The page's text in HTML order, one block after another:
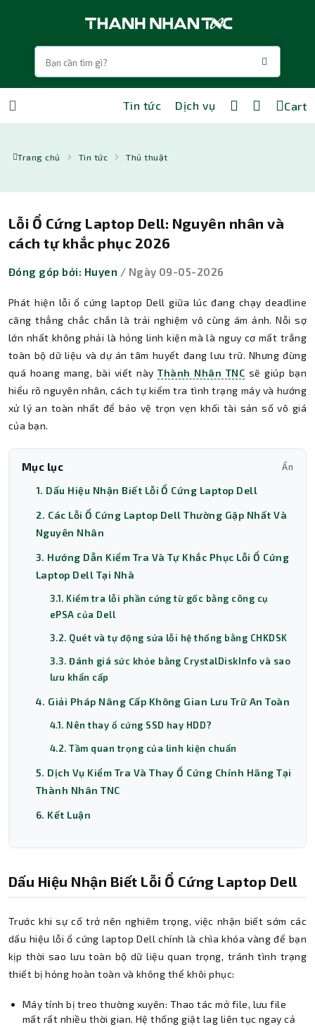
Tin tức Dịch vụ Cart
Trang chủ Tin tức Thủ thuật
Lỗi Ổ Cứng Laptop Dell: Nguyên nhân và
cách tự khắc phục 2026
Đóng góp bởi: Huyen / Ngày 09-05-2026
Phát hiện lỗi ổ cứng laptop Dell giữa lúc đang chạy deadline
căng thẳng chắc chắn là trải nghiệm vô cùng ám ảnh. Nỗi sợ
lớn nhất không phải là hỏng linh kiện mà là nguy cơ mất trắng
toàn bộ dữ liệu và dự án tâm huyết đang lưu trữ. Nhưng đừng
quá hoang mang, bài viết nàyThành Nhân TNC sẽ giúp bạn
hiểu rõ nguyên nhân, cách tự kiểm tra tình trạng máy và hướng
xử lý an toàn nhất để bảo vệ trọn vẹn khối tài sản số vô giá
của bạn.
Mục lục Ẩn
1. Dấu Hiệu Nhận Biết Lỗi Ổ Cứng Laptop Dell
2. Các Lỗi Ổ Cứng Laptop Dell Thường Gặp Nhất Và
Nguyên Nhân
3. Hướng Dẫn Kiểm Tra Và Tự Khắc Phục Lỗi Ổ Cứng
Laptop Dell Tại Nhà
3.1. Kiểm tra lỗi phần cứng từ gốc bằng công cụ
ePSA của Dell
3.2. Quét và tự động sửa lỗi hệ thống bằng CHKDSK
3.3. Đánh giá sức khỏe bằng CrystalDiskInfo và sao
lưu khẩn cấp
4. Giải Pháp Nâng Cấp Không Gian Lưu Trữ An Toàn
4.1. Nên thay ổ cứng SSD hay HDD?
4.2. Tầm quan trọng của linh kiện chuẩn
5. Dịch Vụ Kiểm Tra Và Thay Ổ Cứng Chính Hãng Tại
Thành Nhân TNC
6. Kết Luận
Dấu Hiệu Nhận Biết Lỗi Ổ Cứng Laptop Dell
Trước khi sự cố trở nên nghiêm trọng, việc nhận biết sớm các
dấu hiệu lỗi ổ cứng laptop Dell chính là chìa khóa vàng để bạn
kịp thời sao lưu toàn bộ dữ liệu quan trọng, tránh tình trạng
thiết bị hỏng hoàn toàn và không thể khôi phục:
Máy tính bị treo thường xuyên: Thao tác mở file, lưu file
mất rất nhiều thời gian. Hệ thống giật lag liên tục ngay cả